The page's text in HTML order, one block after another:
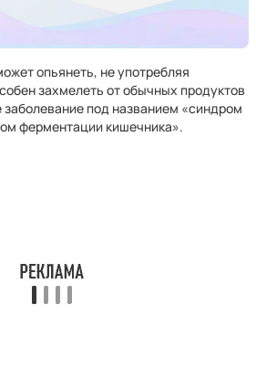
опьянеть, не употребляя
захмелеть от обычных продуктов
под названием «синдром
ферментации кишечника».